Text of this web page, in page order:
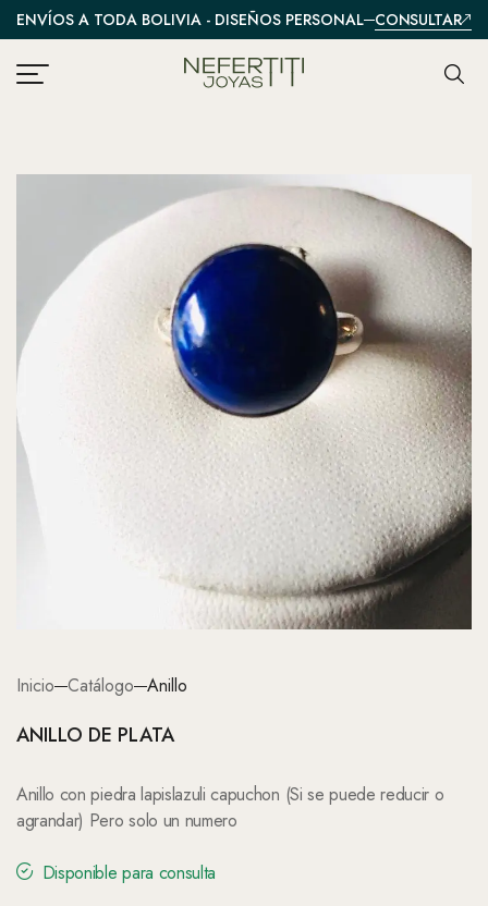
ENVÍOS A TODA BOLIVIA - DISEÑOS PERSONALIZADOS
CONSULTAR
Inicio Catálogo Anillo
ANILLO DE PLATA
Anillo con piedra lapislazuli capuchon (Si se puede reducir o
agrandar) Pero solo un numero
Disponible para consulta